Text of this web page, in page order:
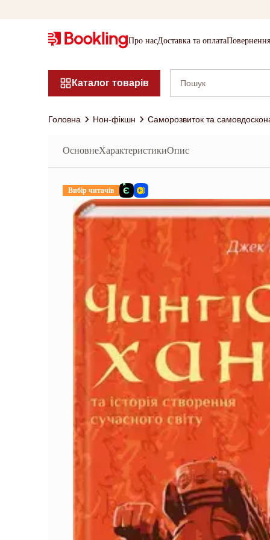
Про насДоставка та оплата
Каталог товарів
Головна Нон-фікшн Саморозвиток та
ОсновнеХарактеристикиОпис
Вибір читачів